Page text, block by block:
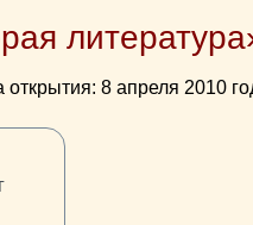
открытия: 8 апреля 2010